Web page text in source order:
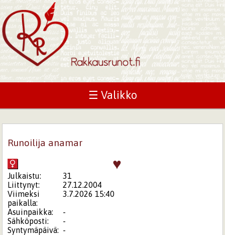
☰ Valikko
Runoilija anamar
♥
Julkaistu:
31
Liittynyt:
27.12.2004
Viimeksi
paikalla:
3.7.2026 15:40
Asuinpaikka:
-
Sähköposti:
-
Syntymäpäivä: -